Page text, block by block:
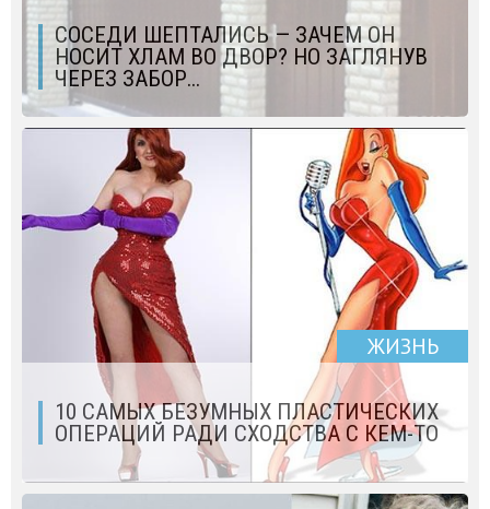
СОСЕДИ ШЕПТАЛИСЬ — ЗАЧЕМ ОН
НОСИТ ХЛАМ ВО ДВОР? НО ЗАГЛЯНУВ
ЧЕРЕЗ ЗАБОР...
ЖИЗНЬ
10 САМЫХ БЕЗУМНЫХ ПЛАСТИЧЕСКИХ
ОПЕРАЦИЙ РАДИ СХОДСТВА С КЕМ-ТО